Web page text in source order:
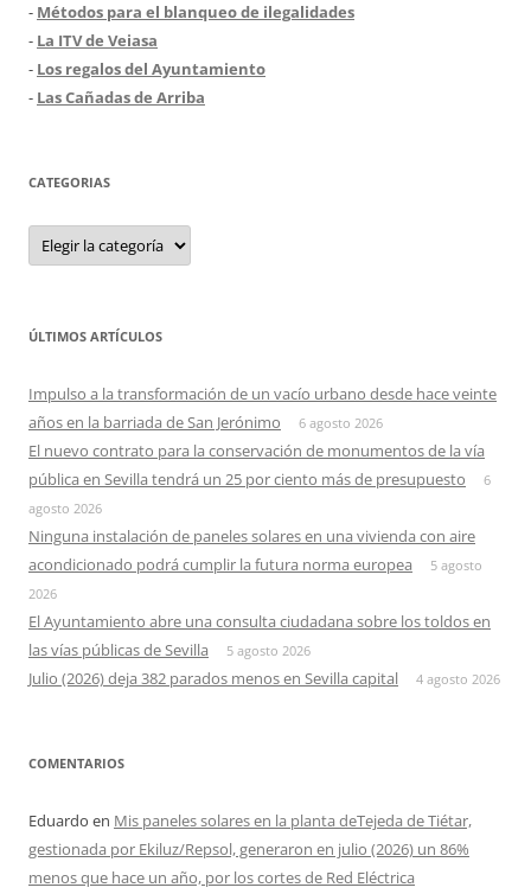
- Métodos para el blanqueo de ilegalidades
- La ITV de Veiasa
- Los regalos del Ayuntamiento
- Las Cañadas de Arriba
CATEGORIAS
Categorias
ÚLTIMOS ARTÍCULOS
Impulso a la transformación de un vacío urbano desde hace veinte
años en la barriada de San Jerónimo
6 agosto 2026
El nuevo contrato para la conservación de monumentos de la vía
pública en Sevilla tendrá un 25 por ciento más de presupuesto
6
agosto 2026
Ninguna instalación de paneles solares en una vivienda con aire
acondicionado podrá cumplir la futura norma europea
5 agosto
2026
El Ayuntamiento abre una consulta ciudadana sobre los toldos en
las vías públicas de Sevilla
5 agosto 2026
Julio (2026) deja 382 parados menos en Sevilla capital 4 agosto 2026
COMENTARIOS
Eduardo en Mis paneles solares en la planta deTejeda de Tiétar,
gestionada por Ekiluz/Repsol, generaron en julio (2026) un 86%
menos que hace un año, por los cortes de Red Eléctrica